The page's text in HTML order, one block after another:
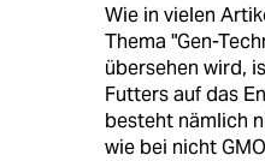
Wie in vielen
Thema "Gen-
übersehen wird,
Futters auf das
besteht nämlich
wie bei nicht